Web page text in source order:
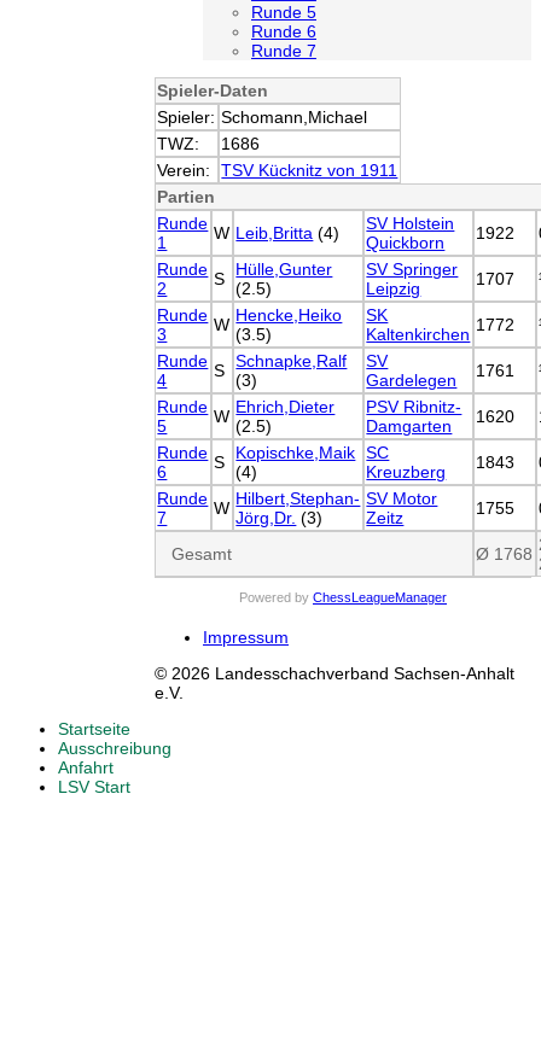
Runde 5
Runde 6
Runde 7
Spieler-Daten
Spieler: Schomann,Michael
TWZ:
1686
Verein:
TSV Kücknitz von 1911
Partien
Runde
1
W Leib,Britta (4)
SV Holstein
Quickborn
1922
Runde
2
S
Hülle,Gunter
(2.5)
SV Springer
Leipzig
1707
Runde
3
W Hencke,Heiko
(3.5)
SK
Kaltenkirchen 1772
Runde
4
S Schnapke,Ralf
(3)
SV
Gardelegen
1761
Runde
5
W Ehrich,Dieter
(2.5)
PSV Ribnitz-
Damgarten
1620
Runde
6
S
Kopischke,Maik
(4)
SC
Kreuzberg
1843
Runde
7
W Hilbert,Stephan-
Jörg,Dr. (3)
SV Motor
Zeitz
1755
Gesamt Ø 1768
Powered by ChessLeagueManager
Impressum
© 2026 Landesschachverband Sachsen-Anhalt
e.V.
Startseite
Ausschreibung
Anfahrt
LSV Start